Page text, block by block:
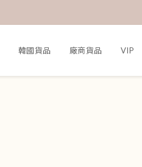
韓國貨品 廠商貨品 VIP